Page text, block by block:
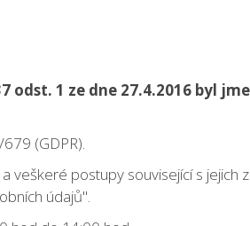
odst. 1 ze dne 27.4.2016 byl
(GDPR).
veškeré postupy související s jejich
údajů".